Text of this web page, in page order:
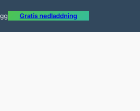
Gratis nedladdning